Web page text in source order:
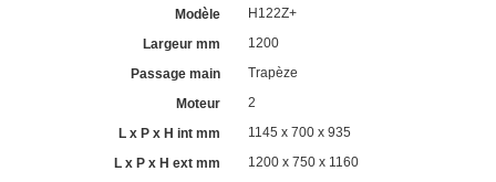
H122Z+
1200
Trapèze
2
1145 x 700 x 935
1200 x 750 x 1160